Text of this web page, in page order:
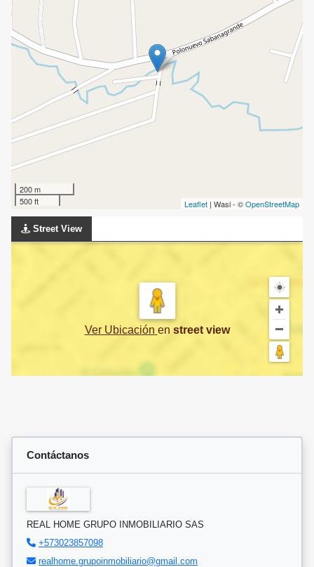
200 m
500 ft
Leaflet | Wasi - ©OpenStreetMap
Street View
Ver Ubicación en street view
Contáctanos
REAL HOME GRUPO INMOBILIARIO SAS
+573023857098
realhome.grupoinmobiliario@gmail.com